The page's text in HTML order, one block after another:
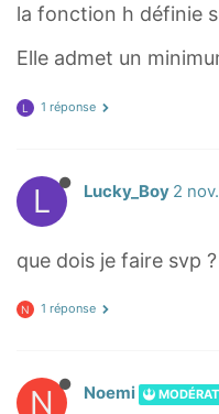
la fonction h définie
Elle admet un
L 1 réponse
L Lucky_Boy 2
que dois je faire svp ?
N 1 réponse
N Noemi